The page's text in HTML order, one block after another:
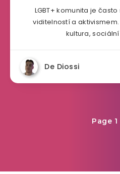
LGBT+ komunita je
viditelností a
kultura,
De Diossi
Page 1